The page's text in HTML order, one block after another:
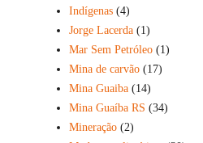
Indígenas(4)
Jorge Lacerda(1)
Mar Sem Petróleo(1)
Mina de carvão(17)
Mina Guaiba(14)
Mina Guaíba RS (34)
Mineração(2)